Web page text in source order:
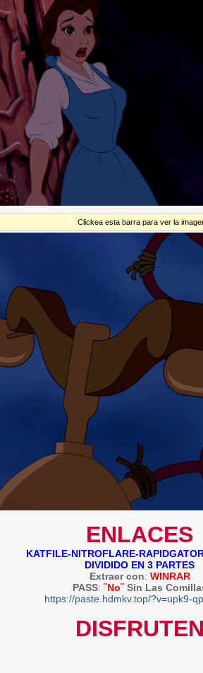
Clickea esta barra para ver la
ENLACES
KATFILE-NITROFLARE-
DIVIDIDO EN 3 PARTES
Extraer con: WINRAR
PASS: ¨No¨ Sin Las
https://paste.hdmkv.top/?v=upk9-
DISFRUTEN